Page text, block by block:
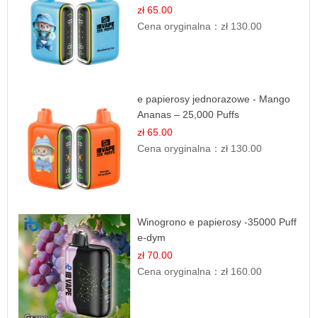
zł 65.00
Cena oryginalna：zł 130.00
e papierosy jednorazowe - Mango
Ananas – 25,000 Puffs
zł 65.00
Cena oryginalna：zł 130.00
Winogrono e papierosy -35000 Puff
e-dym
zł 70.00
Cena oryginalna：zł 160.00